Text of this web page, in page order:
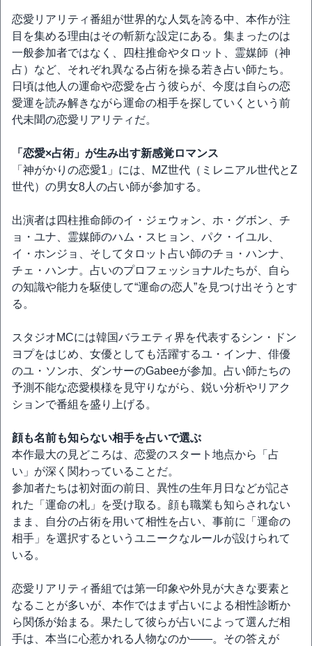
恋愛リアリティ番組が世界的な人気を誇る中、本作が注
目を集める理由はその斬新な設定にある。集まったのは
一般参加者ではなく、四柱推命やタロット、霊媒師（神
占）など、それぞれ異なる占術を操る若き占い師たち。
日頃は他人の運命や恋愛を占う彼らが、今度は自らの恋
愛運を読み解きながら運命の相手を探していくという前
代未聞の恋愛リアリティだ。
「恋愛×占術」が生み出す新感覚ロマンス
「神がかりの恋愛1」には、MZ世代（ミレニアル世代とZ
世代）の男女8人の占い師が参加する。
出演者は四柱推命師のイ・ジェウォン、ホ・グボン、チ
ョ・ユナ、霊媒師のハム・スヒョン、パク・イユル、
イ・ホンジョ、そしてタロット占い師のチョ・ハンナ、
チェ・ハンナ。占いのプロフェッショナルたちが、自ら
の知識や能力を駆使して“運命の恋人”を見つけ出そうとす
る。
スタジオMCには韓国バラエティ界を代表するシン・ドン
ヨプをはじめ、女優としても活躍するユ・インナ、俳優
のユ・ソンホ、ダンサーのGabeeが参加。占い師たちの
予測不能な恋愛模様を見守りながら、鋭い分析やリアク
ションで番組を盛り上げる。
顔も名前も知らない相手を占いで選ぶ
本作最大の見どころは、恋愛のスタート地点から「占
い」が深く関わっていることだ。
参加者たちは初対面の前日、異性の生年月日などが記さ
れた「運命の札」を受け取る。顔も職業も知らされない
まま、自分の占術を用いて相性を占い、事前に「運命の
相手」を選択するというユニークなルールが設けられて
いる。
恋愛リアリティ番組では第一印象や外見が大きな要素と
なることが多いが、本作ではまず占いによる相性診断か
ら関係が始まる。果たして彼らが占いによって選んだ相
手は、本当に心惹かれる人物なのか――。その答えが